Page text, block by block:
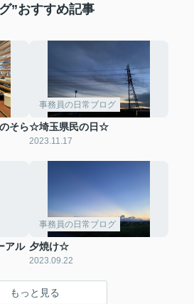
”おすすめ記事
そら
事務員の日常ブログ
☆埼玉県民の日☆
2023.11.17
アル
事務員の日常ブログ
夕焼け☆
2023.09.22
もっと見る